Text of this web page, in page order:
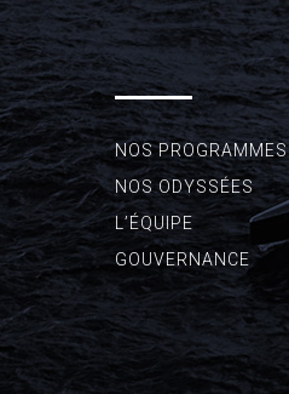
NOS PROGRAMMES
NOS ODYSSÉES
L’ÉQUIPE
GOUVERNANCE